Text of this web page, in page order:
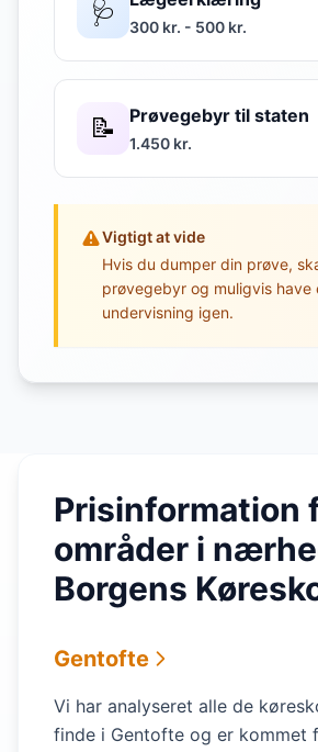
🩺 300 kr. - 500 kr.
📝 Prøvegebyr til staten
1.450 kr.
Vigtigt at vide
Hvis du dumper din prøve,
prøvegebyr og muligvis have
undervisning igen.
Prisinformation
områder i
Borgens
Gentofte
Vi har analyseret alle de
finde i Gentofte og er kommet